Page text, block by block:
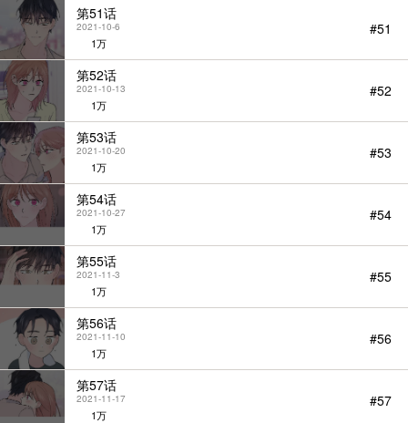
第51话
2021-10-6
1万
#51
第52话
2021-10-13
1万
#52
第53话
2021-10-20
1万
#53
第54话
2021-10-27
1万
#54
第55话
2021-11-3
1万
#55
第56话
2021-11-10
1万
#56
第57话
2021-11-17
1万
#57